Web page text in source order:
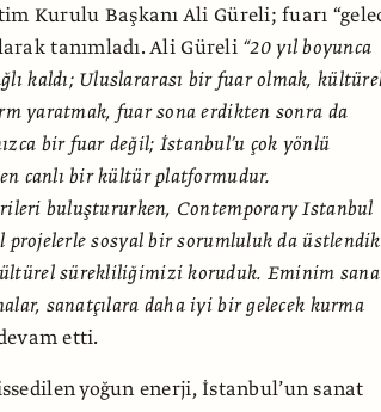
Kurulu Başkanı Ali Güreli; fuarı
tanımladı. Ali Güreli “20 yıl boyunca
kaldı; Uluslararası bir fuar olmak,
yaratmak, fuar sona erdikten sonra da
bir fuar değil; İstanbul’u çok yönlü
canlı bir kültür platformudur.
buluştururken, Contemporary Istanbul
projelerle sosyal bir sorumluluk da
sürekliliğimizi koruduk. Eminim
sanatçılara daha iyi bir gelecek kurma
etti.
yoğun enerji, İstanbul’un sanat